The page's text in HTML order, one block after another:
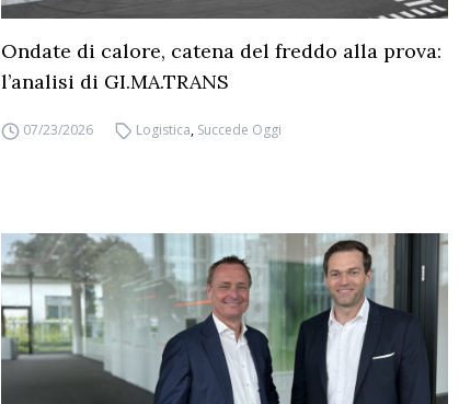
Ondate di calore, catena del freddo alla prova:
l’analisi di GI.MA.TRANS
07/23/2026 Logistica, Succede Oggi